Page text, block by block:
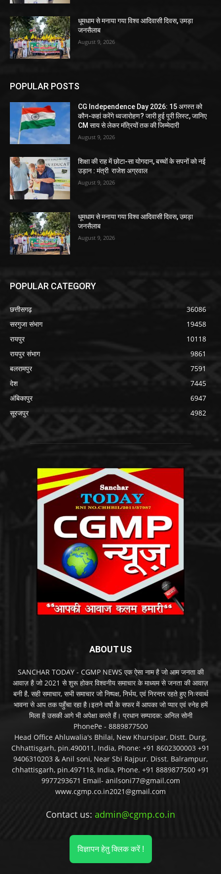
जनसैलाब
August 9, 2026
कौन-कहां करेंगे ध्वजारोहण? जारी हुई पूरी लिस्ट, जानिए
CM साय से लेकर मंत्रियों तक की जिम्मेदारी
August 9, 2026
उड़ान : मंत्री राजेश अग्रवाल
August 9, 2026
जनसैलाब
August 9, 2026
सरगुजा संभाग
19458
रायपुर
10118
रायपुर संभाग
9861
बलरामपुर
7591
देश
7445
अंबिकापुर
6947
सूरजपुर
4982
आवाज़ है जो 2021 से शुरू होकर विश्वनीय समाचार के माध्यम से जनता की आवाज़
बनी है, सही समाचार, सभी समाचार जो निष्पक्ष, निर्भय, एवं निरन्तर रहते हुए निःस्वार्थ
भावना से आप तक पहुँचा रहा है।इतने वर्षो के सफर में आपका जो प्यार एवं स्नेह हमें
मिला है उसकी आगे भी अपेक्षा करते हैं। प्रधान सम्पादक: अनिल सोनी
PhonePe - 8889877500
Head Office Ahluwalia's Bhilai, New Khursipar, Distt. Durg,
Chhattisgarh, pin.490011, India, Phone: +91 8602300003 +91
9406310203 & Anil soni, Near Sbi Rajpur. Disst. Balrampur,
chhattisgarh, pin.497118, India, Phone. +91 8889877500 +91
9977293671 Email- anilsoni77@gmail.com
www.cgmp.co.in2021@gmail.com